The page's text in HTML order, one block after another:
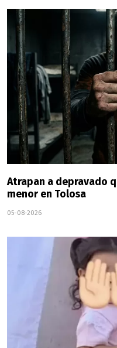
Atrapan a depravado
menor en Tolosa
05-08-2026